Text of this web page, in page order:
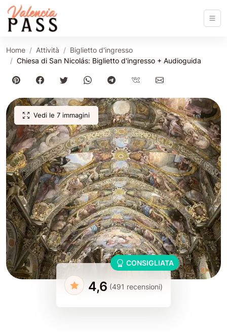
Home Attività
Biglietto d'ingresso
Chiesa di San Nicolás: Biglietto d'ingresso + Audioguida
Vedi le 7 immagini
CONSIGLIATA
4,6 (491 recensioni)